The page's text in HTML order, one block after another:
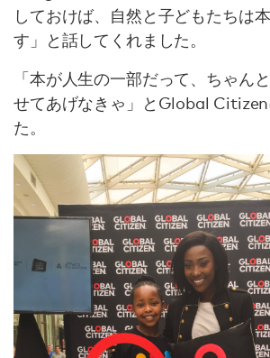
しておけば、自然と子どもたちは
す」と話してくれました。
「本が人生の一部だって、ちゃん
せてあげなきゃ」とGlobal Citizen
た。